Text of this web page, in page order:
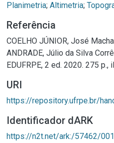
Planimetria; Altimetria;
Referência
COELHO JÚNIOR, José
ANDRADE, Júlio da Silva
EDUFRPE, 2 ed. 2020. 275 p.,
URI
https://repository.ufrpe.br/
Identificador dARK
https://n2t.net/ark:/57462/